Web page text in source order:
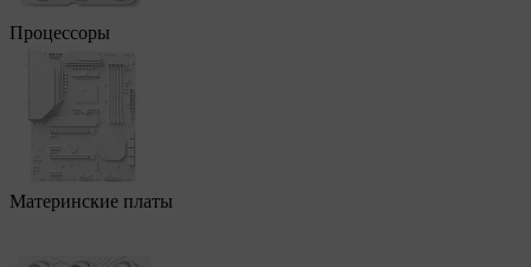
Процессоры
Материнские платы